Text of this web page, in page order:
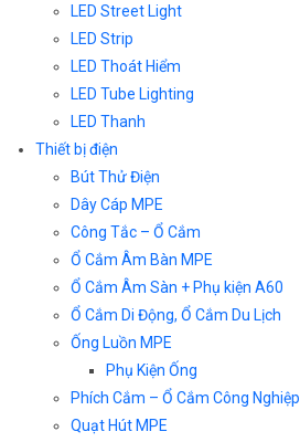
LED Street Light
LED Strip
LED Thoát Hiểm
LED Tube Lighting
LED Thanh
Thiết bị điện
Bút Thử Điện
Dây Cáp MPE
Công Tắc – Ổ Cắm
Ổ Cắm Âm Bàn MPE
Ổ Cắm Âm Sàn + Phụ kiện A60
Ổ Cắm Di Động, Ổ Cắm Du Lịch
Ống Luồn MPE
Phụ Kiện Ống
Phích Cắm – Ổ Cắm Công Nghiệp
Quạt Hút MPE